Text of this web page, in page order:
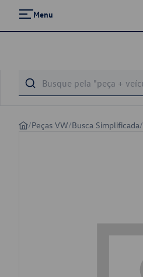
Menu
/Peças VW/Busca Simplificada/